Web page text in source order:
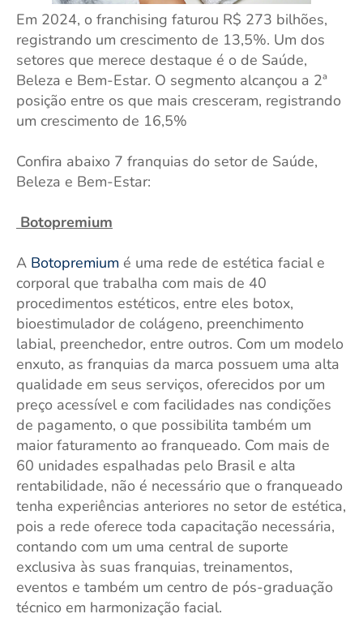
Em 2024, o franchising faturou R$ 273 bilhões,
registrando um crescimento de 13,5%. Um dos
setores que merece destaque é o de Saúde,
Beleza e Bem-Estar. O segmento alcançou a 2ª
posição entre os que mais cresceram, registrando
um crescimento de 16,5%
Confira abaixo 7 franquias do setor de Saúde,
Beleza e Bem-Estar:
Botopremium
A Botopremium é uma rede de estética facial e
corporal que trabalha com mais de 40
procedimentos estéticos, entre eles botox,
bioestimulador de colágeno, preenchimento
labial, preenchedor, entre outros. Com um modelo
enxuto, as franquias da marca possuem uma alta
qualidade em seus serviços, oferecidos por um
preço acessível e com facilidades nas condições
de pagamento, o que possibilita também um
maior faturamento ao franqueado. Com mais de
60 unidades espalhadas pelo Brasil e alta
rentabilidade, não é necessário que o franqueado
tenha experiências anteriores no setor de estética,
pois a rede oferece toda capacitação necessária,
contando com um uma central de suporte
exclusiva às suas franquias, treinamentos,
eventos e também um centro de pós-graduação
técnico em harmonização facial.